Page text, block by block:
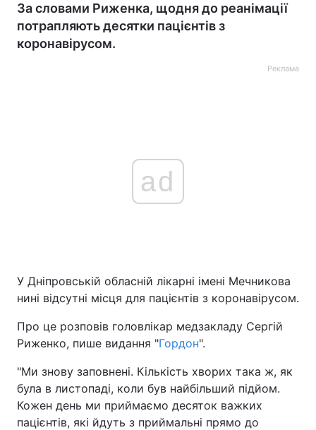
За словами Риженка, щодня до реанімації
потрапляють десятки пацієнтів з
коронавірусом.
Реклама
ad
У Дніпровській обласній лікарні імені Мечникова
нині відсутні місця для пацієнтів з коронавірусом.
Про це розповів головлікар медзакладу Сергій
Риженко, пише видання "Гордон".
"Ми знову заповнені. Кількість хворих така ж, як
була в листопаді, коли був найбільший підйом.
Кожен день ми приймаємо десяток важких
пацієнтів, які йдуть з приймальні прямо до